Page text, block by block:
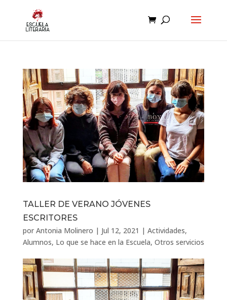
TALLER DE VERANO JÓVENES
ESCRITORES
por Antonia Molinero | Jul 12, 2021 | Actividades,
Alumnos, Lo que se hace en la Escuela, Otros servicios